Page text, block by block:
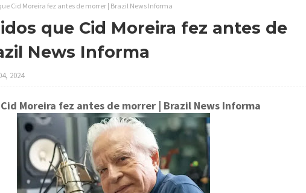
Cid Moreira fez antes de morrer | Brazil News Informa
que Cid Moreira fez antes de
News Informa
2024
Moreira fez antes de morrer | Brazil News Informa